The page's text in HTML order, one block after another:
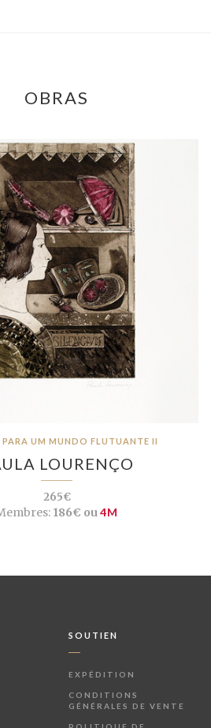
OBRAS
PARA UM MUNDO FLUTUANTE II
LOURENÇO
265€
186€ ou4M
SOUTIEN
EXPÉDITION
CONDITIONS
GÉNÉRALES DE VENTE